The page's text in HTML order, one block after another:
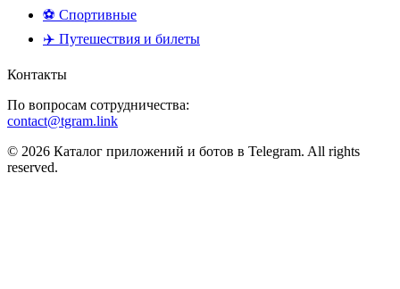
⚽ Спортивные
✈️ Путешествия и билеты
Контакты
По вопросам сотрудничества:
contact@tgram.link
© 2026 Каталог приложений и ботов в Telegram. All rights
reserved.